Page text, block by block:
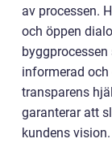
av processen.
och öppen
informerad
transparens
garanterar att
kundens vision.